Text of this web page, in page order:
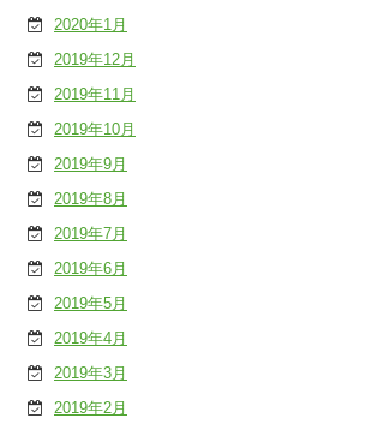
2020年1月
2019年12月
2019年11月
2019年10月
2019年9月
2019年8月
2019年7月
2019年6月
2019年5月
2019年4月
2019年3月
2019年2月